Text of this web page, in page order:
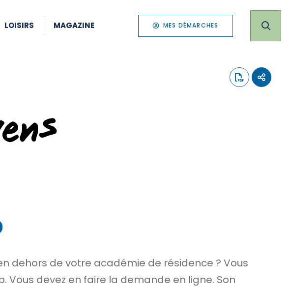
LOISIRS MAGAZINE MES DÉMARCHES
dehors de votre académie de résidence ? Vous
Vous devez en faire la demande en ligne. Son